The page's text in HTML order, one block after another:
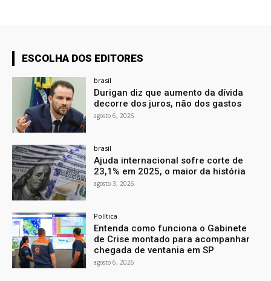
ESCOLHA DOS EDITORES
brasil
Durigan diz que aumento da dívida
decorre dos juros, não dos gastos
agosto 6, 2026
brasil
Ajuda internacional sofre corte de
23,1% em 2025, o maior da história
agosto 3, 2026
Política
Entenda como funciona o Gabinete
de Crise montado para acompanhar
chegada de ventania em SP
agosto 6, 2026